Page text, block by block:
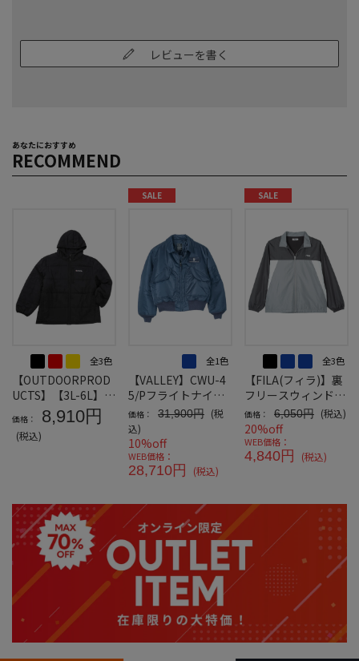
レビューを書く
あなたにおすすめ
RECOMMEND
全3色
【OUTDOORPROD
UCTS】【3L-6L】デ
ュスポ中綿キルトジ
ャケット＊カタログ
商品
価格： 8,910円
(税込)
SALE
全1色
【VALLEY】CWU-4
5/Pフライトナイロ
ンジャケット
価格： 31,900円 (税
込)
10%off
WEB価格：
28,710円 (税込)
SALE
全3色
【FILA(フィラ)】裏
フリースウィンドジ
ャケット
価格： 6,050円 (税込)
20%off
WEB価格：
4,840円 (税込)